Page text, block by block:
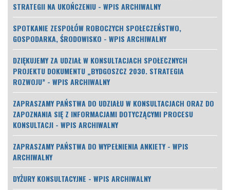
STRATEGII NA UKOŃCZENIU - WPIS ARCHIWALNY
SPOTKANIE ZESPOŁÓW ROBOCZYCH SPOŁECZEŃSTWO,
GOSPODARKA, ŚRODOWISKO - WPIS ARCHIWALNY
DZIĘKUJEMY ZA UDZIAŁ W KONSULTACJACH SPOŁECZNYCH
PROJEKTU DOKUMENTU „BYDGOSZCZ 2030. STRATEGIA
ROZWOJU” - WPIS ARCHIWALNY
ZAPRASZAMY PAŃSTWA DO UDZIAŁU W KONSULTACJACH ORAZ DO
ZAPOZNANIA SIĘ Z INFORMACJAMI DOTYCZĄCYMI PROCESU
KONSULTACJI - WPIS ARCHIWALNY
ZAPRASZAMY PAŃSTWA DO WYPEŁNIENIA ANKIETY - WPIS
ARCHIWALNY
DYŻURY KONSULTACYJNE - WPIS ARCHIWALNY